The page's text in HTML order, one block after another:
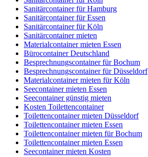
Sanitärcontainer für Hamburg
Sanitärcontainer für Essen
Sanitärcontainer für Köln
Sanitärcontainer mieten
Materialcontainer mieten Essen
Bürocontainer Deutschland
Besprechnungscontainer für Bochum
Besprechnungscontainer für Düsseldorf
Materialcontainer mieten für Köln
Seecontainer mieten Essen
Seecontainer günstig mieten
Kosten Toilettencontainer
Toilettencontainer mieten Düsseldorf
Toilettencontainer mieten Essen
Toilettencontainer mieten für Bochum
Toilettencontainer mieten Essen
Seecontainer mieten Kosten